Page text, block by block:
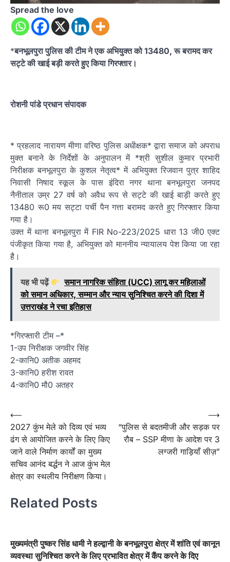
Spread the love
*बनभूलपुरा पुलिस की टीम ने एक अभियुक्त को 13480, रू बरामद कर
सट्टे की खाई बड़ी करते हुए किया गिरफ्तार।
रोशनी पांडे प्रधान संपादक
* प्रहलाद नारायण मीणा वरिष्ठ पुलिस अधीक्षक* द्वारा समाज को अपराध
मुक्त बनाने के निर्देशों के अनुपालन में *श्री सुशील कुमार प्रभारी
निरीक्षक बनभूलपुरा के कुशल नेतृत्व* में अभियुक्त रिजवान पुत्र शाहिद
निवासी निषाद स्कूल के पास इंदिरा नगर थाना बनभूलपुरा जनपद
नैनीताल उम्र 27 वर्ष को अवैध रूप से सट्टे की खाई बाड़ी करते हुए
13480 रू0 मय सट्टा पर्ची पैन गत्ता बरामद करते हुए गिरफ्तार किया
गया है।
उक्त में थाना बनभूलपुरा में FIR No-223/2025 धारा 13 जी0 एक्ट
पंजीकृत किया गया है, अभियुक्त को माननीय न्यायालय पेश किया जा रहा
है।
यह भी पढ़ें
समान नागरिक संहिता (UCC) लागू कर महिलाओं
को समान अधिकार, सम्मान और न्याय सुनिश्चित करने की दिशा में
उत्तराखंड ने रचा इतिहास
*गिरफ्तारी टीम –*
1-उप निरीक्षक जगवीर सिंह
2-कानि0 अतीक अहमद
3-कानि0 हरीश रावत
4-कानि0 मौ0 अतहर
Post
navigation
⟵
2027 कुंभ मेले को दिव्य एवं भव्य
ढंग से आयोजित करने के लिए किए
जाने वाले निर्माण कार्यों का मुख्य
सचिव आनंद बर्द्धन ने आज कुंभ मेल
क्षेत्र का स्थलीय निरीक्षण किया।
“पुलिस से बदतमीजी और सड़क पर
रौब – SSP मीणा के आदेश पर 3
लग्जरी गाड़ियाँ सीज़”
⟶
Related Posts
मुख्यमंत्री पुष्कर सिंह धामी ने हल्द्वानी के बनभूलपुरा क्षेत्र में शांति एवं कानून
व्यवस्था सुनिश्चित करने के लिए प्रभावित क्षेत्र में कैंप करने के दिए